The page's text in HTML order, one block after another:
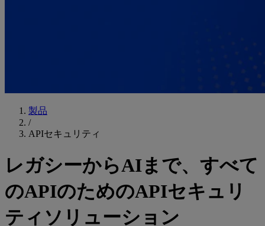
製品
/
APIセキュリティ
レガシーからAIまで、すべて
のAPIのためのAPIセキュリ
ティソリューション